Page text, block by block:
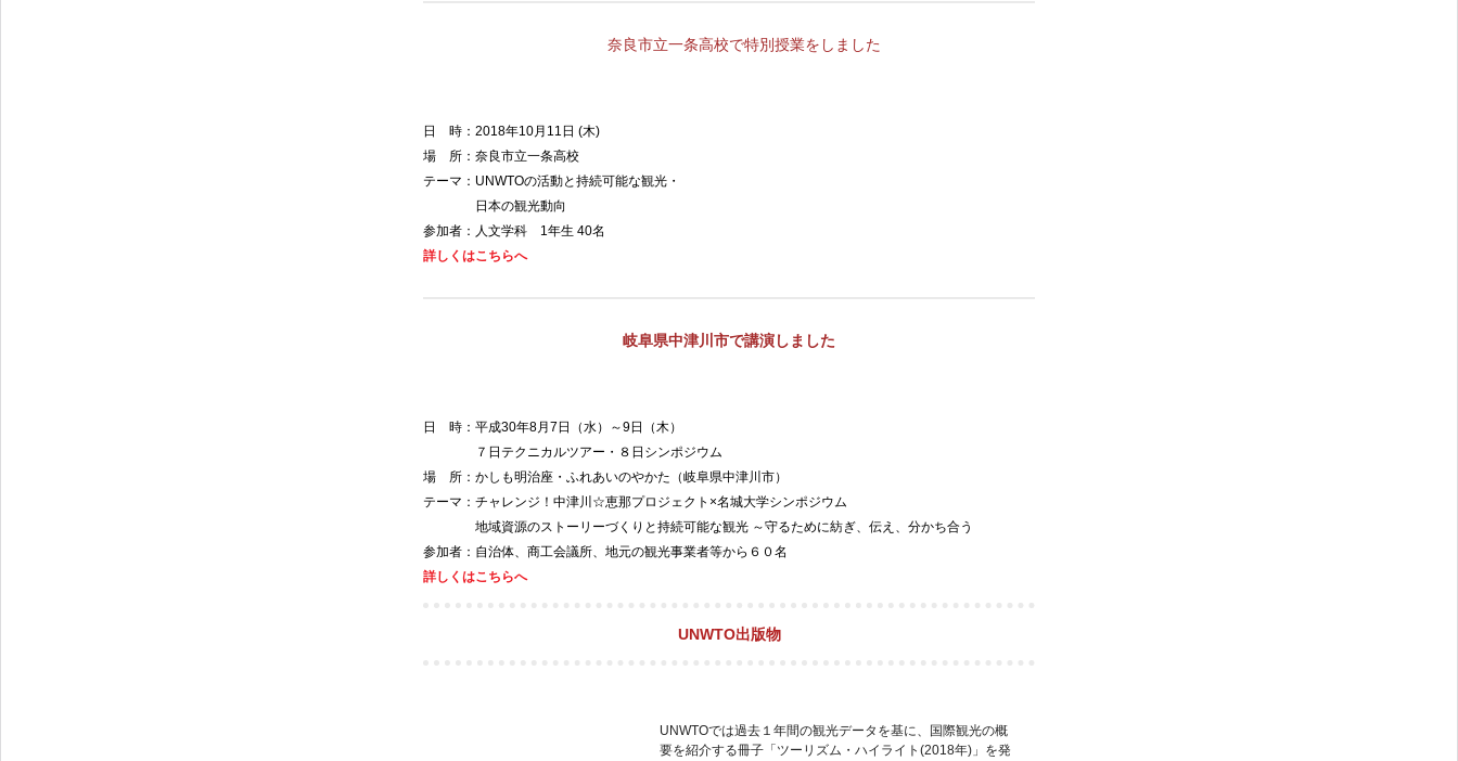
奈良市立一条高校で特別授業をしました
日 時： 2018年10月 11 日 (木)
場 所：奈良市立一条高校
テーマ： UNWTOの活動と持続可能な観光・
日本の観光動向
参加者：人文学科 1年生 40名
詳しくはこちらへ
岐阜県中津川市で講演しました
日 時：平成30年8月 7 日（水）～9日（木）
７日テクニカルツアー・８日シンポジウム
場 所：かしも明治座・ふれあいのやかた（岐阜県中津川市）
テーマ：チャレンジ！中津川☆恵那プロジェクト×名城大学シンポジウム
地域資源のストーリーづくりと持続可能な観光 ～守るために紡ぎ、伝え、分かち合う
参加者：自治体、商工会議所、地元の観光事業者等から６０名
詳しくはこちらへ
UNWTO出版物
UNWTOでは過去１年間の観光データを基に、国際観光の概
要を紹介する冊子「ツーリズム・ハイライト(2018年)」を発